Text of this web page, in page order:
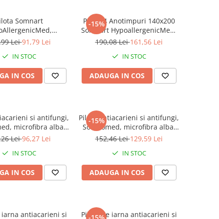
Somnart
200g, 140 x 200 cm,
Lei91,79 Lei
IN STOC
IN COS
-15%
Pilota 4 Anotimpuri 140x200
Somnart HypoallergenicMed,
medicinala si hipoalergenica,
grade, izolatie termica
190,08 Lei161,56 Lei
IN STOC
ADAUGA IN COS
si antifungi,
microfibra alba,
umplutura de
Lei96,27 Lei
IN STOC
IN COS
-15%
Pilota antiacarieni si antifungi,
Somnomed, microfibra alba,
200x220, umplutura de
152,46 Lei129,59 Lei
IN STOC
ADAUGA IN COS
iarna antiacarieni si
Pilota de iarna antiacarieni si